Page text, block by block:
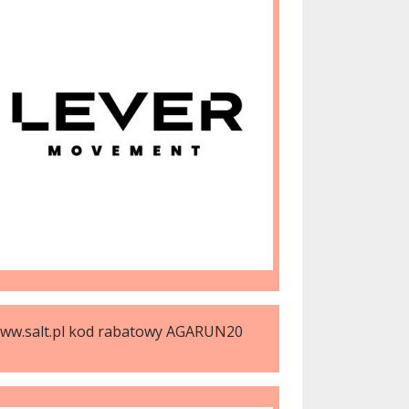
kod rabatowy AGARUN20